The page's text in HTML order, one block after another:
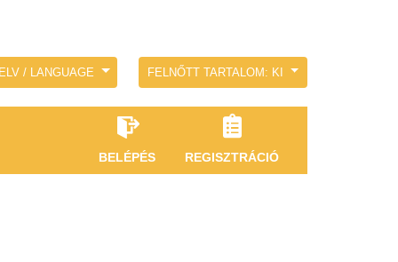
/ LANGUAGE FELNŐTT TARTALOM: KI
BELÉPÉS REGISZTRÁCIÓ